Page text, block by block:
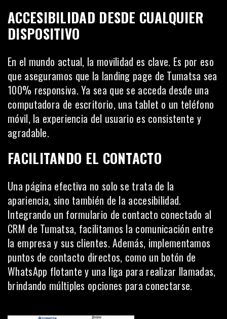
ACCESIBILIDAD DESDE CUALQUIER
DISPOSITIVO
En el mundo actual, la movilidad es clave. Es por eso
que aseguramos que la landing page de Tumatsa sea
100% responsiva. Ya sea que se acceda desde una
computadora de escritorio, una tablet o un teléfono
móvil, la experiencia del usuario es consistente y
agradable.
FACILITANDO EL CONTACTO
Una página efectiva no solo se trata de la
apariencia, sino también de la accesibilidad.
Integrando un formulario de contacto conectado al
CRM de Tumatsa, facilitamos la comunicación entre
la empresa y sus clientes. Además, implementamos
puntos de contacto directos, como un botón de
WhatsApp flotante y una liga para realizar llamadas,
brindando múltiples opciones para conectarse.